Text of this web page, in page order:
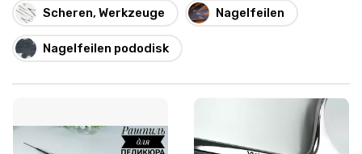
Scheren, Werkzeuge Nagelfeilen
Nagelfeilen pododisk